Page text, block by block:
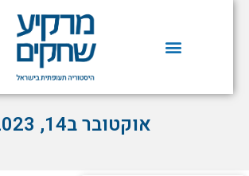
אוקטובר ב14, 2023